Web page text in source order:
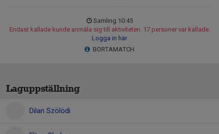
Samling 10:45
Endast kallade kunde anmäla sig till aktiviteten. 17 personer var kallade.
Logga in här
BORTAMATCH
Laguppställning
Dilan Szölödi